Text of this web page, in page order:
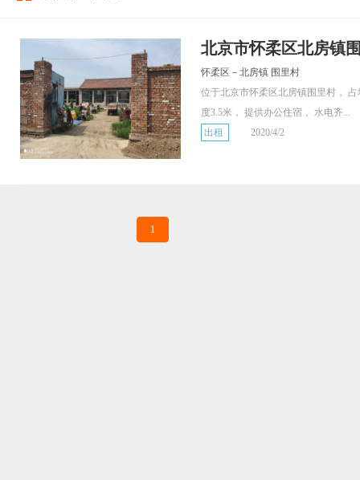
北京市怀柔区北房镇
怀柔区－北房镇 围里村
位于北京市怀柔区北房镇围里村，
度3.5米， 提供办公住宿， 水电齐...
出租
2020/4/2
1